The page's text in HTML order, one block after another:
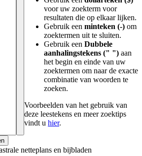
voor uw zoekterm voor
resultaten die op elkaar lijken.
Gebruik een minteken (-) om
zoektermen uit te sluiten.
Gebruik een Dubbele
aanhalingstekens (" ") aan
het begin en einde van uw
zoektermen om naar de exacte
combinatie van woorden te
zoeken.
Voorbeelden van het gebruik van
deze leestekens en meer zoektips
vindt u hier.
netteplans en bijbladen